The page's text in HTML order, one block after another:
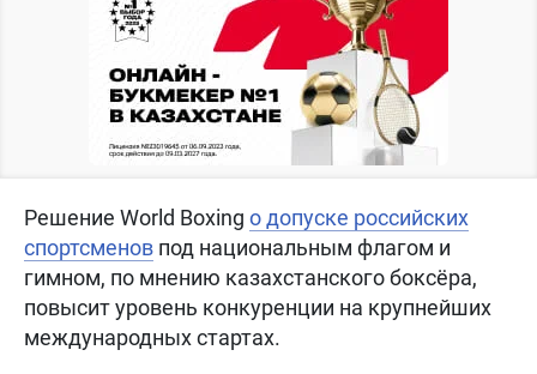
Решение World Boxing о допуске российских
спортсменов под национальным флагом и
гимном, по мнению казахстанского боксёра,
повысит уровень конкуренции на крупнейших
международных стартах.